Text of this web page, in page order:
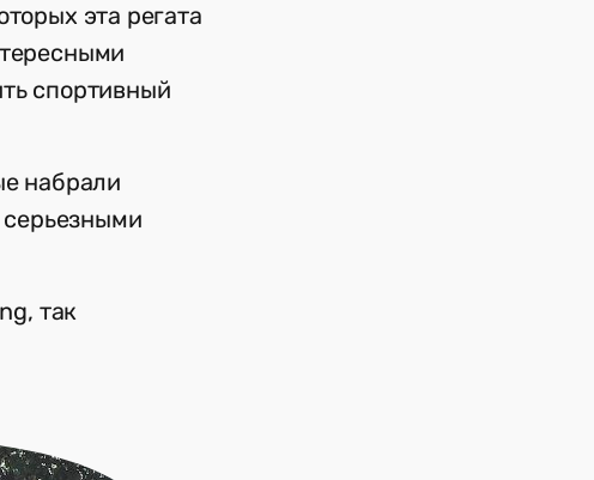
эта регата
спортивный
набрали
серьезными
так